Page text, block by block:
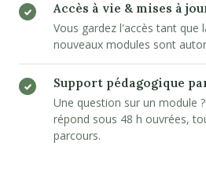
Accès à vie & mises à
Vous gardez l'accès tant que
nouveaux modules sont
Support pédagogique
Une question sur un module
répond sous 48 h ouvrées,
parcours.